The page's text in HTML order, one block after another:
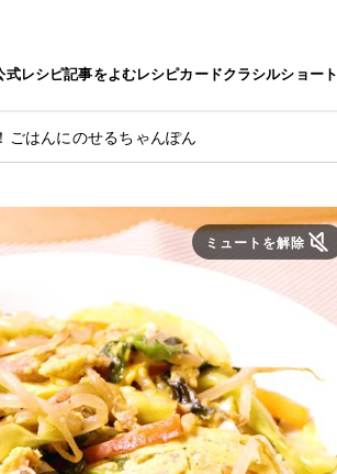
式レシピ記事をよむレシピカードクラシルショート
ごはんにのせるちゃんぽん
ミュートを解除